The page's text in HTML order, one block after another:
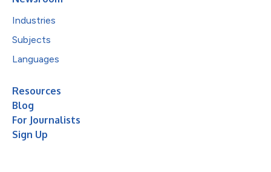
Industries
Subjects
Languages
Resources
Blog
For Journalists
Sign Up